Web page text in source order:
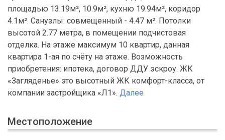
площадью 13.19м², 10.9м², кухню 19.94м², коридор
4.1м². Санузлы: совмещенный - 4.47 м². Потолки
высотой 2.77 метра, в помещении подчистовая
отделка. На этаже максимум 10 квартир, данная
квартира 1-ая по счёту на этаже. Возможность
приобретения: ипотека, договор ДДУ эскроу. ЖК
«Загляденье» это высотный ЖК комфорт-класса, от
компании застройщика «Л1». Далее
Местоположение